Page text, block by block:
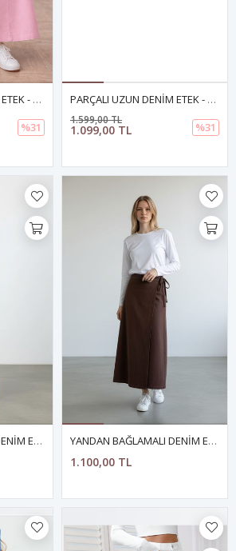
PARÇALI UZUN DENİM ETEK - PEMBE
%31
PARÇALI UZUN DENİM ETEK - YEŞİL
1.099,00 TL
1.599,00 TL
%31
YANDAN BAĞLAMALI DENİM ETEK YEŞİL YANDAN BAĞLAMALI DENİM ETEK- KAHVERENGİ
1.100,00 TL